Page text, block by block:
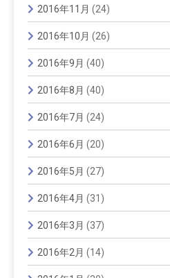
2016年11月 (24)
2016年10月 (26)
2016年9月 (40)
2016年8月 (40)
2016年7月 (24)
2016年6月 (20)
2016年5月 (27)
2016年4月 (31)
2016年3月 (37)
2016年2月 (14)